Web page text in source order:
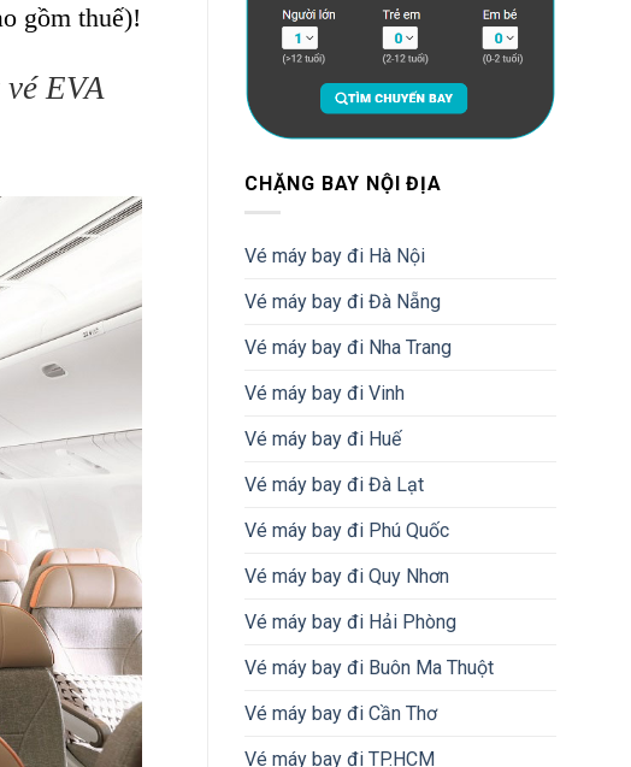
gồm thuế)!
EVA
CHẶNG BAY NỘI ĐỊA
Vé máy bay đi Hà Nội
Vé máy bay đi Đà Nẵng
Vé máy bay đi Nha Trang
Vé máy bay đi Vinh
Vé máy bay đi Huế
Vé máy bay đi Đà Lạt
Vé máy bay đi Phú Quốc
Vé máy bay đi Quy Nhơn
Vé máy bay đi Hải Phòng
Vé máy bay đi Buôn Ma Thuột
Vé máy bay đi Cần Thơ
Vé máy bay đi TP.HCM